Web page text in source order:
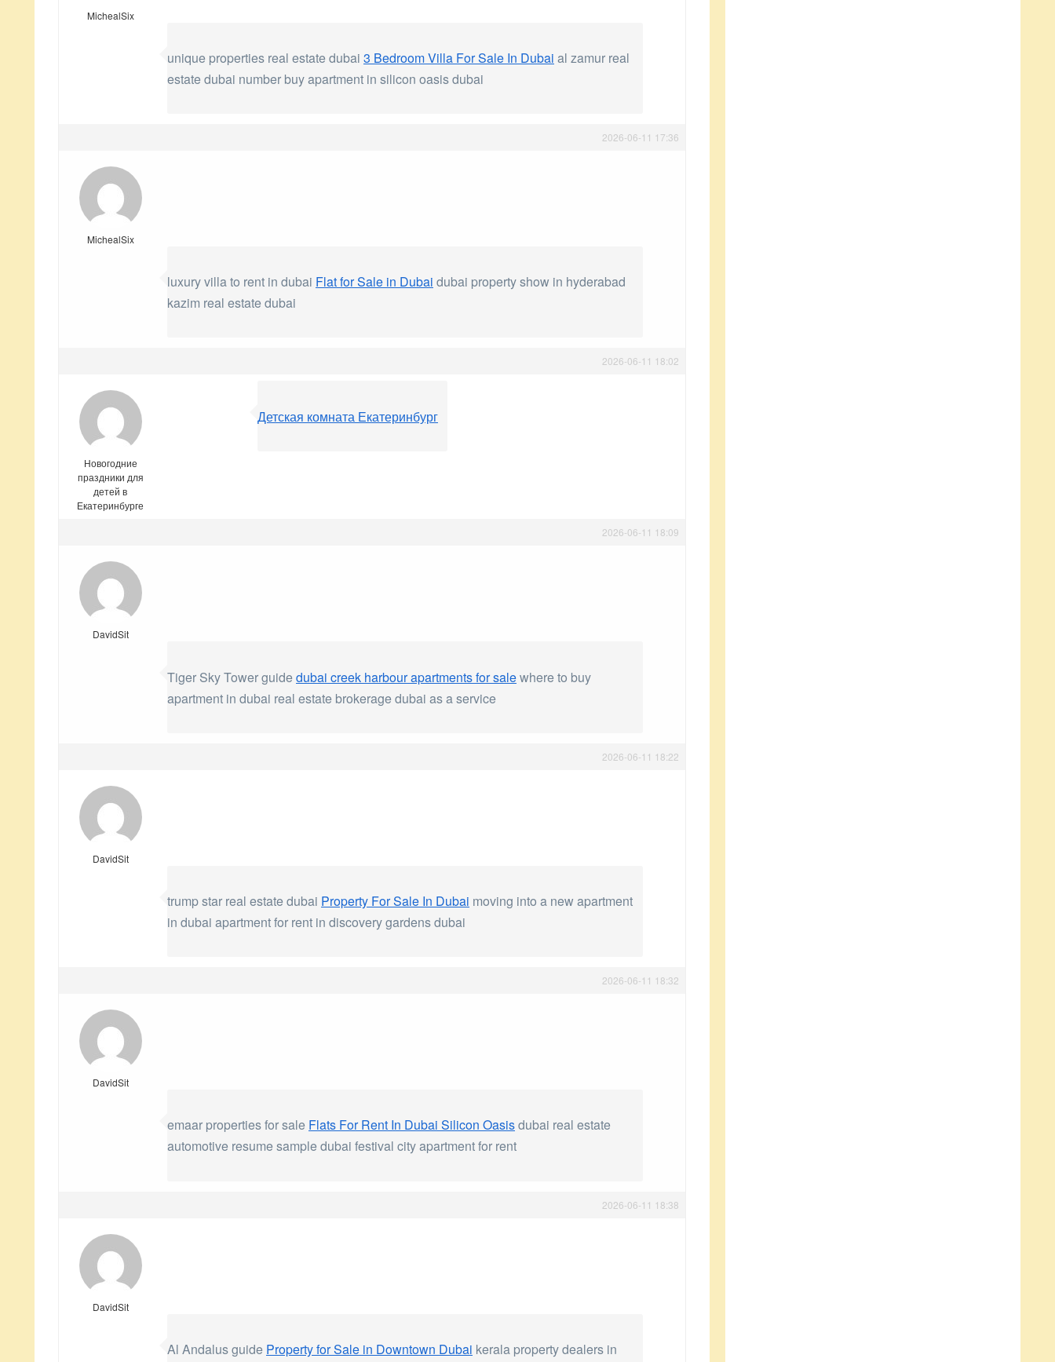
MichealSix
unique properties real estate dubai 3 Bedroom Villa For Sale In Dubai al zamur real
estate dubai number buy apartment in silicon oasis dubai
2026-06-11 17:36
MichealSix
luxury villa to rent in dubai Flat for Sale in Dubai dubai property show in hyderabad
kazim real estate dubai
2026-06-11 18:02
Новогодние
праздники для
детей в
Екатеринбурге
Детская комната Екатеринбург
2026-06-11 18:09
DavidSit
Tiger Sky Tower guidedubai creek harbour apartments for salewhere to buy
apartment in dubai real estate brokerage dubai as a service
2026-06-11 18:22
DavidSit
trump star real estate dubai Property For Sale In Dubai moving into a new apartment
in dubai apartment for rent in discovery gardens dubai
2026-06-11 18:32
DavidSit
emaar properties for sale Flats For Rent In Dubai Silicon Oasisdubai real estate
automotive resume sample dubai festival city apartment for rent
2026-06-11 18:38
DavidSit
Al Andalus guide Property for Sale in Downtown Dubai kerala property dealers in